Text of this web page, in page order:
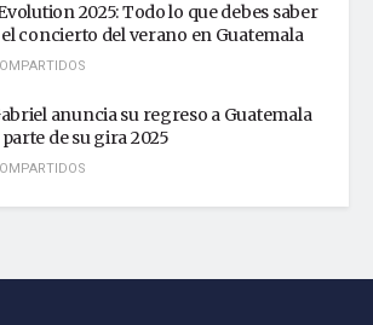
2025: Todo lo que debes saber
concierto del verano en Guatemala
anuncia su regreso a Guatemala
de su gira 2025